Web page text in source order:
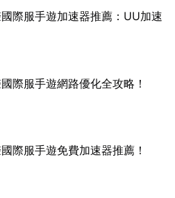
際服手遊加速器推薦：UU加速
際服手遊網路優化全攻略！
際服手遊免費加速器推薦！